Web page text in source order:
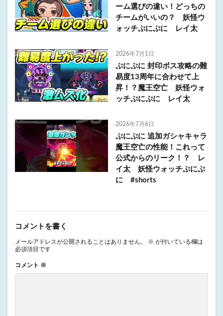
ーム選びの違い！どっちの
チームがいいの？ 妖怪ウ
ォッチぷにぷに レイ太
2026年7月1日
ぷにぷに 封印ボス攻略の難
易度13周年に合わせて上
昇！？魔王空亡 妖怪ウォ
ッチぷにぷに レイ太
2026年7月6日
ぷにぷに 追加ガシャキャラ
魔王空亡の性能！これって
公式からのリーク！？ レ
イ太 妖怪ウォッチぷにぷ
に #shorts
コメントを書く
メールアドレスが公開されることはありません。 ※ が付いている欄は
必須項目です
コメント ※